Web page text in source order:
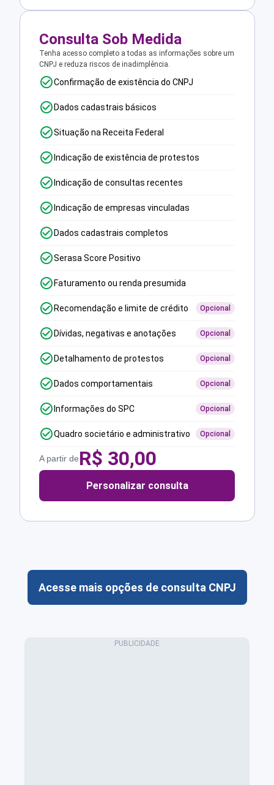
Consulta Sob Medida
Tenha acesso completo a todas as informações sobre um
CNPJ e reduza riscos de inadimplência.
Confirmação de existência do CNPJ
Dados cadastrais básicos
Situação na Receita Federal
Indicação de existência de protestos
Indicação de consultas recentes
Indicação de empresas vinculadas
Dados cadastrais completos
Serasa Score Positivo
Faturamento ou renda presumida
Recomendação e limite de crédito Opcional
Dívidas, negativas e anotações Opcional
Detalhamento de protestos Opcional
Dados comportamentais Opcional
Informações do SPC Opcional
Quadro societário e administrativo Opcional
A partir deR$ 30,00
Personalizar consulta
Acesse mais opções de consulta CNPJ